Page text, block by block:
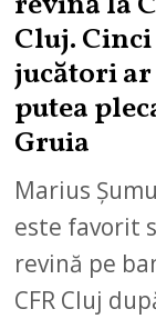
Cluj. Cinci
jucători ar
putea
Gruia
Marius
este favorit
revină pe
CFR Cluj